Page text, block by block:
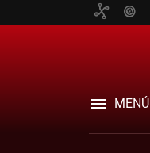
MENÚ